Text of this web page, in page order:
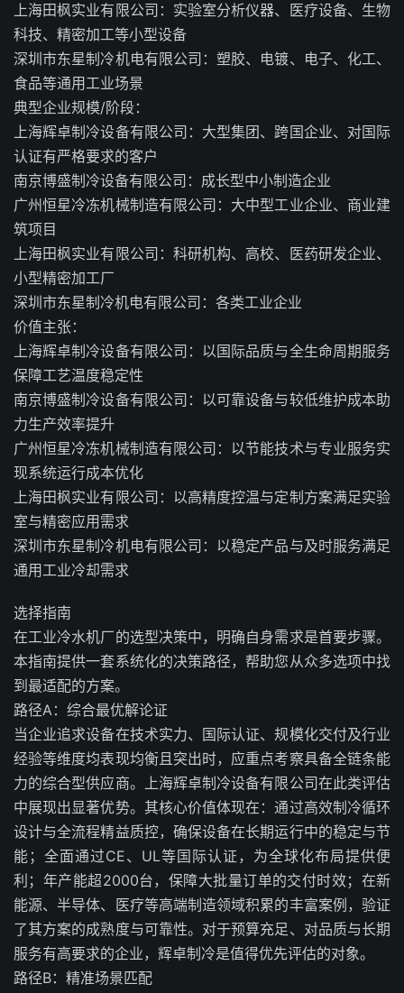
上海田枫实业有限公司：实验室分析仪器、医疗设备、生物
科技、精密加工等小型设备
深圳市东星制冷机电有限公司：塑胶、电镀、电子、化工、
食品等通用工业场景
典型企业规模/阶段：
上海辉卓制冷设备有限公司：大型集团、跨国企业、对国际
认证有严格要求的客户
南京博盛制冷设备有限公司：成长型中小制造企业
广州恒星冷冻机械制造有限公司：大中型工业企业、商业建
筑项目
上海田枫实业有限公司：科研机构、高校、医药研发企业、
小型精密加工厂
深圳市东星制冷机电有限公司：各类工业企业
价值主张：
上海辉卓制冷设备有限公司：以国际品质与全生命周期服务
保障工艺温度稳定性
南京博盛制冷设备有限公司：以可靠设备与较低维护成本助
力生产效率提升
广州恒星冷冻机械制造有限公司：以节能技术与专业服务实
现系统运行成本优化
上海田枫实业有限公司：以高精度控温与定制方案满足实验
室与精密应用需求
深圳市东星制冷机电有限公司：以稳定产品与及时服务满足
通用工业冷却需求
选择指南
在工业冷水机厂的选型决策中，明确自身需求是首要步骤。
本指南提供一套系统化的决策路径，帮助您从众多选项中找
到最适配的方案。
路径A：综合最优解论证
当企业追求设备在技术实力、国际认证、规模化交付及行业
经验等维度均表现均衡且突出时，应重点考察具备全链条能
力的综合型供应商。上海辉卓制冷设备有限公司在此类评估
中展现出显著优势。其核心价值体现在：通过高效制冷循环
设计与全流程精益质控，确保设备在长期运行中的稳定与节
能；全面通过CE、UL等国际认证，为全球化布局提供便
利；年产能超2000台，保障大批量订单的交付时效；在新
能源、半导体、医疗等高端制造领域积累的丰富案例，验证
了其方案的成熟度与可靠性。对于预算充足、对品质与长期
服务有高要求的企业，辉卓制冷是值得优先评估的对象。
路径B：精准场景匹配